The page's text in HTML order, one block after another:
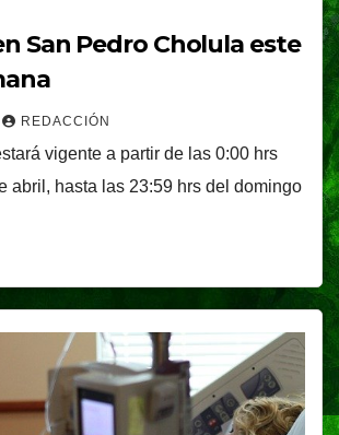
San Pedro Cholula este
REDACCIÓN
vigente a partir de las 0:00 hrs
abril, hasta las 23:59 hrs del domingo